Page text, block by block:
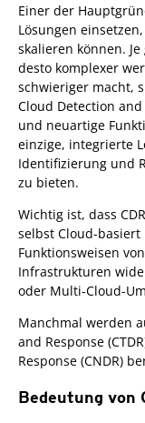
Einer der
Lösungen
skalieren können.
desto komplexer
schwieriger macht,
Cloud Detection
und neuartige
einzige, integrierte
Identifizierung und
zu bieten.
Wichtig ist, dass
selbst Cloud-
Funktionsweisen
Infrastrukturen
oder Multi-Cloud-
Manchmal werden
and Response
Response (CNDR)
Bedeutung von